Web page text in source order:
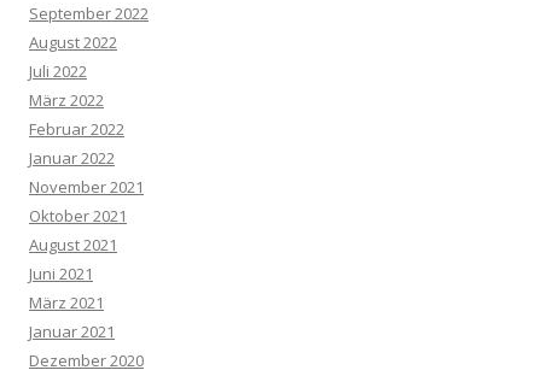
September 2022
August 2022
Juli 2022
März 2022
Februar 2022
Januar 2022
November 2021
Oktober 2021
August 2021
Juni 2021
März 2021
Januar 2021
Dezember 2020